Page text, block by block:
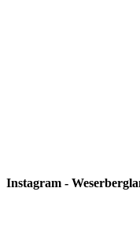
Instagram -